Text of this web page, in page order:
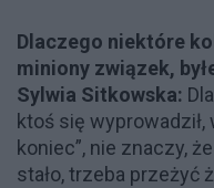
Dlaczego niektóre
miniony związek,
Sylwia Sitkowska:
ktoś się wyprowadził,
koniec”, nie znaczy,
stało, trzeba przeżyć